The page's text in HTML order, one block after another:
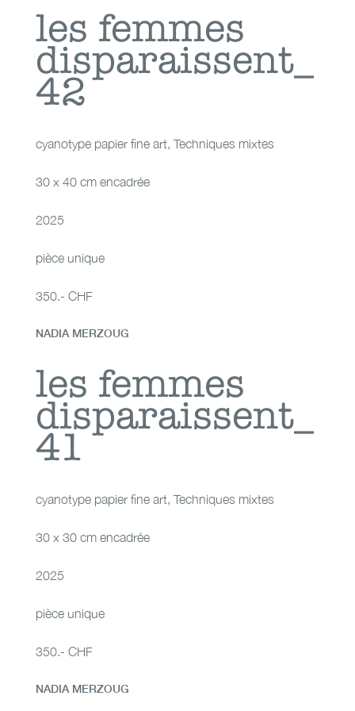
les femmes
disparaissent_42
les femmes
disparaissent_
42
cyanotype papier fine art, Techniques mixtes
30 x 40 cm encadrée
2025
pièce unique
350.- CHF
les femmes
disparaissent_41
NADIA MERZOUG
les femmes
disparaissent_
41
cyanotype papier fine art, Techniques mixtes
30 x 30 cm encadrée
2025
pièce unique
350.- CHF
NADIA MERZOUG